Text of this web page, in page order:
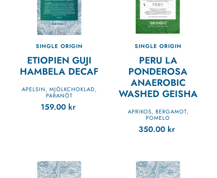
SINGLE ORIGIN
ETIOPIEN GUJI
HAMBELA DECAF
APELSIN , MJÖLKCHOKLAD,
PARANÖT
159.00 kr
SINGLE ORIGIN
PERU LA
PONDEROSA
ANAEROBIC
WASHED GEISHA
APRIKOS, BERGAMOT,
POMELO
350.00 kr